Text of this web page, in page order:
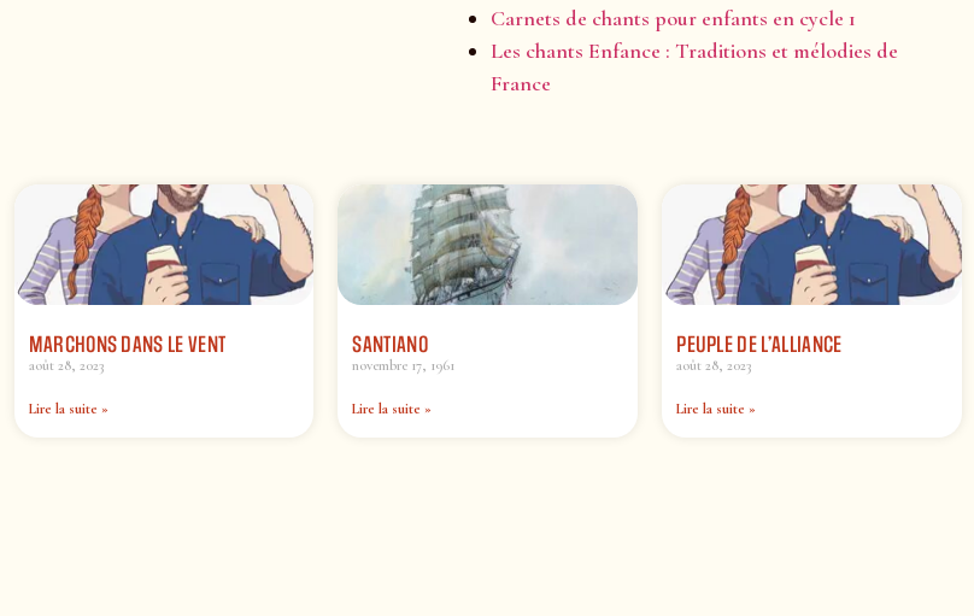
Carnets de chants pour enfants en cycle 1
Les chants Enfance : Traditions et mélodies de
France
MARCHONS DANS LE VENT
août 28, 2023
Lire la suite »
SANTIANO
novembre 17, 1961
Lire la suite »
PEUPLE DE L’ALLIANCE
août 28, 2023
Lire la suite »